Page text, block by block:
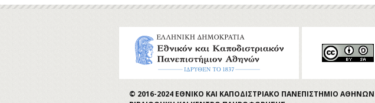
© 2016-2024 ΕΘΝΙΚΟ ΚΑΙ ΚΑΠΟΔΙΣΤΡΙΑΚΟ ΠΑΝΕΠΙΣΤΗΜΙΟ ΑΘΗΝΩΝ